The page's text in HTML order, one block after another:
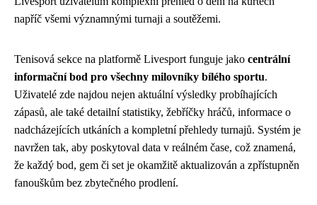
napříč všemi významnými turnaji a soutěžemi.
Tenisová sekce na platformě Livesport funguje jako centrální
informační bod pro všechny milovníky bílého sportu.
Uživatelé zde najdou nejen aktuální výsledky probíhajících
zápasů, ale také detailní statistiky, žebříčky hráčů, informace o
nadcházejících utkáních a kompletní přehledy turnajů. Systém je
navržen tak, aby poskytoval data v reálném čase, což znamená,
že každý bod, gem či set je okamžitě aktualizován a zpřístupněn
fanouškům bez zbytečného prodlení.